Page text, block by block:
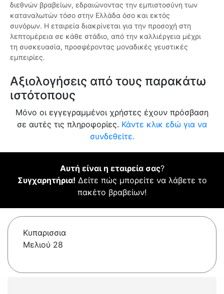
διεθνών βραβείων, εδραιώνοντας την εμπιστοσύνη των
καταναλωτών τόσο στην Ελλάδα όσο και εκτός
συνόρων. Η εταιρεία διακρίνεται για την προσοχή στη
λεπτομέρεια σε κάθε στάδιο, από την καλλιέργεια μέχρι
τη συσκευασία, προσφέροντας μοναδικές γευστικές
εμπειρίες.
Αξιολογήσεις από τους παρακάτω
ιστότοπους
Μόνο οι εγγεγραμμένοι χρήστες έχουν πρόσβαση
σε αυτές τις πληροφορίες. Κάντε κλικ εδώ για να
συνδεθείτε.
Αυτή είναι η εταιρεία σας?
Συγχαρητήρια! Δείτε πώς μπορείτε να λάβετε το
πακέτο βραβείων!
Κυπαρισσια
Μελιού 28